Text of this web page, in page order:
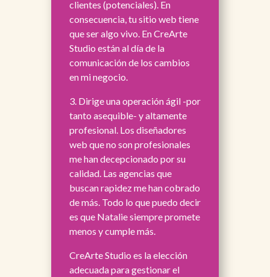
clientes (potenciales). En
consecuencia, tu sitio web tiene
que ser algo vivo. En CreArte
Studio están al día de la
comunicación de los cambios
en mi negocio.
3. Dirige una operación ágil -por
tanto asequible- y altamente
profesional. Los diseñadores
web que no son profesionales
me han decepcionado por su
calidad. Las agencias que
buscan rapidez me han cobrado
de más. Todo lo que puedo decir
es que Natalie siempre promete
menos y cumple más.
CreArte Studio es la elección
adecuada para gestionar el